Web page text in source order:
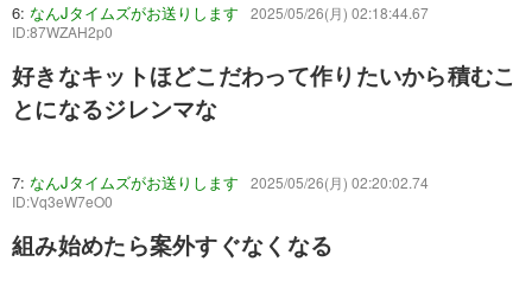
6: なんJタイムズがお送りします
2025/05/26(月) 02:18:44.67
ID:87WZAH2p0
好きなキットほどこだわって作りたいから積むこ
とになるジレンマな
7: なんJタイムズがお送りします
2025/05/26(月) 02:20:02.74
ID:Vq3eW7eO0
組み始めたら案外すぐなくなる